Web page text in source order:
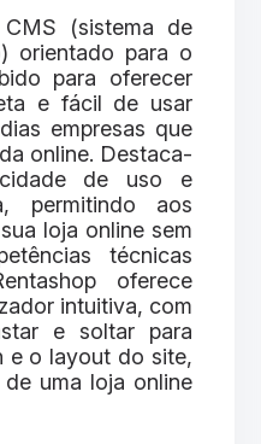
(sistema de
orientado para o
para oferecer
e fácil de usar
empresas que
online. Destaca-
de uso e
permitindo aos
loja online sem
técnicas
oferece
intuitiva, com
e soltar para
e o layout do site,
uma loja online